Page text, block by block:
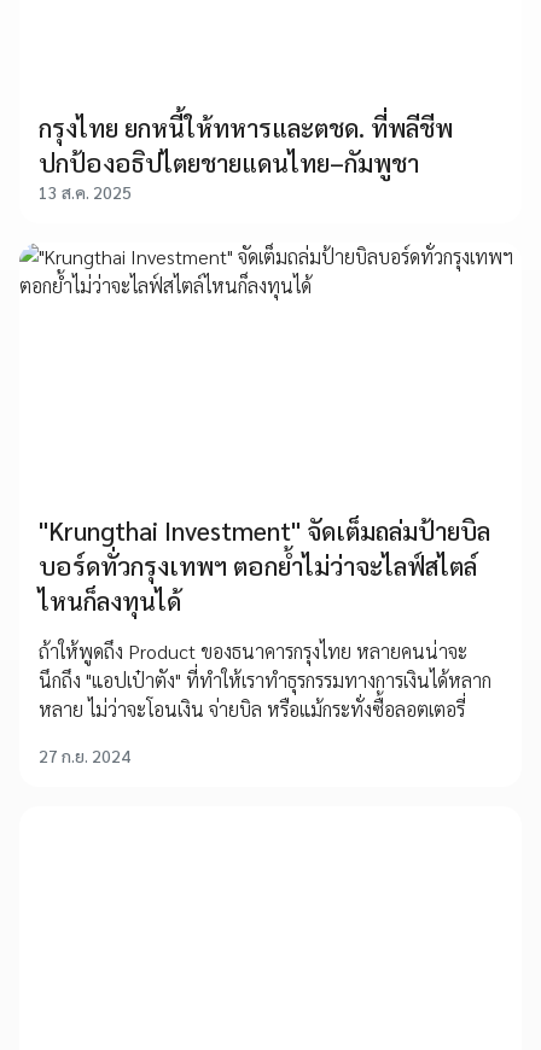
กรุงไทย ยกหนี้ให้ทหารและตชด. ที่พลีชีพ
ปกป้องอธิปไตยชายแดนไทย–กัมพูชา
13 ส.ค. 2025
"Krungthai Investment" จัดเต็มถล่มป้ายบิล
บอร์ดทั่วกรุงเทพฯ ตอกย้ำไม่ว่าจะไลฟ์สไตล์
ไหนก็ลงทุนได้
ถ้าให้พูดถึง Product ของธนาคารกรุงไทย หลายคนน่าจะ
นึกถึง "แอปเป๋าตัง" ที่ทำให้เราทำธุรกรรมทางการเงินได้หลาก
หลาย ไม่ว่าจะโอนเงิน จ่ายบิล หรือแม้กระทั่งซื้อลอตเตอรี่
27 ก.ย. 2024